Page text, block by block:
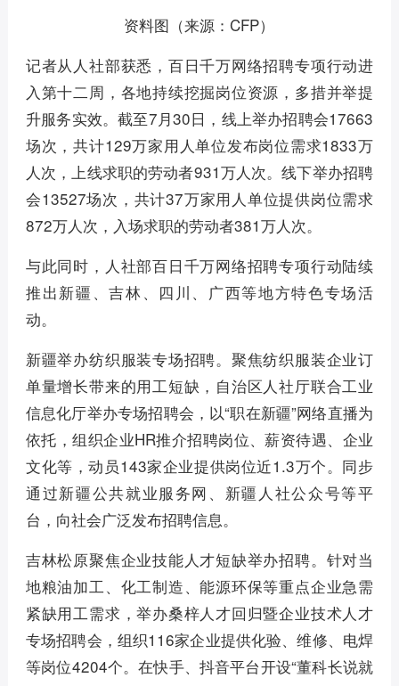
资料图（来源：CFP）
记者从人社部获悉，百日千万网络招聘专项行动进
入第十二周，各地持续挖掘岗位资源，多措并举提
升服务实效。截至7月30日，线上举办招聘会17663
场次，共计129万家用人单位发布岗位需求1833万
人次，上线求职的劳动者931万人次。线下举办招聘
会13527场次，共计37万家用人单位提供岗位需求
872万人次，入场求职的劳动者381万人次。
与此同时，人社部百日千万网络招聘专项行动陆续
推出新疆、吉林、四川、广西等地方特色专场活
动。
新疆举办纺织服装专场招聘。聚焦纺织服装企业订
单量增长带来的用工短缺，自治区人社厅联合工业
信息化厅举办专场招聘会，以“职在新疆”网络直播为
依托，组织企业HR推介招聘岗位、薪资待遇、企业
文化等，动员143家企业提供岗位近1.3万个。同步
通过新疆公共就业服务网、新疆人社公众号等平
台，向社会广泛发布招聘信息。
吉林松原聚焦企业技能人才短缺举办招聘。针对当
地粮油加工、化工制造、能源环保等重点企业急需
紧缺用工需求，举办桑梓人才回归暨企业技术人才
专场招聘会，组织116家企业提供化验、维修、电焊
等岗位4204个。在快手、抖音平台开设“董科长说就